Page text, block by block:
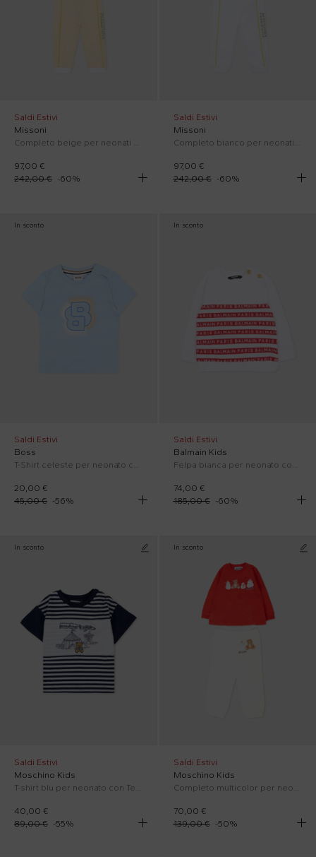
Saldi Estivi
Missoni
97,00 €
242,00 € -60%
Saldi Estivi
Missoni
97,00 €
242,00 €
-60%
In sconto
Saldi Estivi
Boss
T-Shirt celeste per neonato con logo
20,00 €
45,00 € -56%
In sconto
Saldi Estivi
Balmain Kids
Felpa bianca per neonato con righe rosse e logo
74,00 €
185,00 €
-60%
In sconto
Saldi Estivi
Moschino Kids
T-shirt blu per neonato con Teddy Bear
40,00 €
89,00 € -55%
In sconto
Saldi Estivi
Moschino Kids
Completo multicolor per neonati con Teddy Bear e pupazzi di neve
70,00 €
139,00 €
-50%